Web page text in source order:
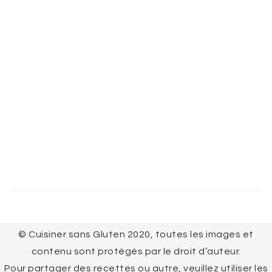
FOOTER
© Cuisiner sans Gluten 2020, toutes les images et
contenu sont protégés par le droit d’auteur.
Pour partager des recettes ou autre, veuillez utiliser les